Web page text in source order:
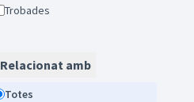
Trobades
Relacionat amb
Totes